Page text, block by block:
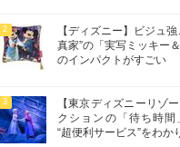
2
【ディズニー】ビジュ
真家”の「実写ミッキー
のインパクトがすごい
3
【東京ディズニーリゾ
クションの「待ち時
“超便利サービス”をわか